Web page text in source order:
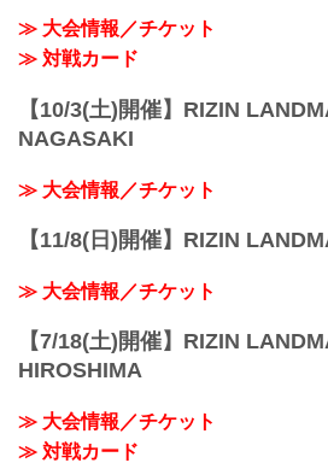
≫ 大会情報／チケット
≫ 対戦カード
【10/3(土)開催】RIZIN
NAGASAKI
≫ 大会情報／チケット
【11/8(日)開催】RIZIN
≫ 大会情報／チケット
【7/18(土)開催】RIZIN
HIROSHIMA
≫ 大会情報／チケット
≫ 対戦カード